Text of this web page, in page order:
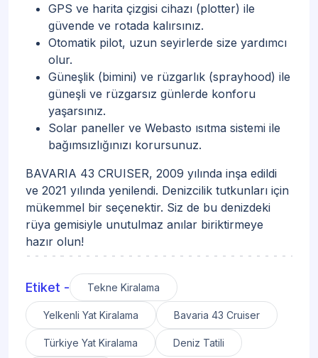
GPS ve harita çizgisi cihazı (plotter) ile
güvende ve rotada kalırsınız.
Otomatik pilot, uzun seyirlerde size yardımcı
olur.
Güneşlik (bimini) ve rüzgarlık (sprayhood) ile
güneşli ve rüzgarsız günlerde konforu
yaşarsınız.
Solar paneller ve Webasto ısıtma sistemi ile
bağımsızlığınızı korursunuz.
BAVARIA 43 CRUISER, 2009 yılında inşa edildi
ve 2021 yılında yenilendi. Denizcilik tutkunları için
mükemmel bir seçenektir. Siz de bu denizdeki
rüya gemisiyle unutulmaz anılar biriktirmeye
hazır olun!
Etiket - Tekne Kiralama
Yelkenli Yat Kiralama Bavaria 43 Cruiser
Türkiye Yat Kiralama Deniz Tatili